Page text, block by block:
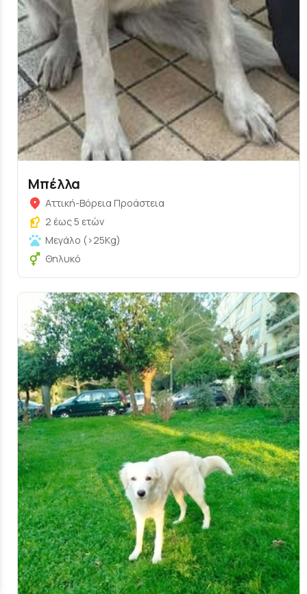
Μπέλλα
Αττική-Βόρεια Προάστεια
2 έως 5 ετών
Μεγάλο (>25Kg)
Θηλυκό